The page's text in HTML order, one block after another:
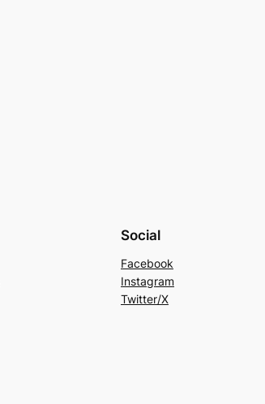
Social
Facebook
Instagram
Twitter/X